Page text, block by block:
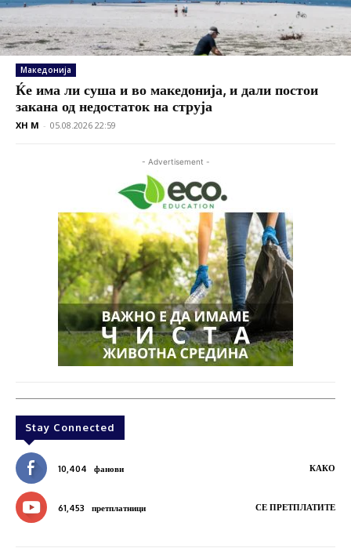
Македонија
Ќе има ли суша и во македонија, и дали постои
закана од недостаток на струја
XH M - 05.08.2026 22:59
- Advertisement -
Stay Connected
10,404 фанови КАКО
61,453 претплатници СЕ ПРЕТПЛАТИТЕ